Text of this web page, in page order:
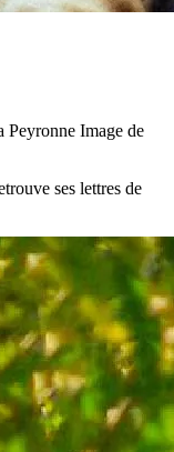
Peyronne Image de
ses lettres de